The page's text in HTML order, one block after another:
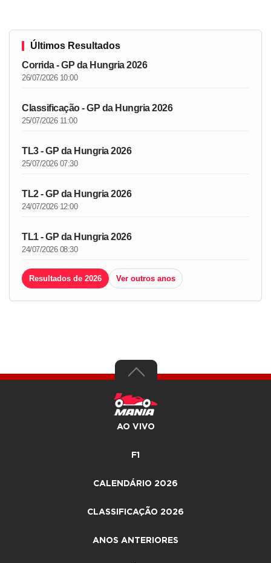
Últimos Resultados
Corrida - GP da Hungria 2026
26/07/2026 10:00
Classificação - GP da Hungria 2026
25/07/2026 11:00
TL3 - GP da Hungria 2026
25/07/2026 07:30
TL2 - GP da Hungria 2026
24/07/2026 12:00
TL1 - GP da Hungria 2026
24/07/2026 08:30
Resultados de 2026 Ver outros anos
AO VIVO
F1
CALENDÁRIO 2026
CLASSIFICAÇÃO 2026
ANOS ANTERIORES